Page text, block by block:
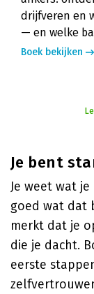
drijfveren en
— en welke
Boek bekijken
Je bent
Je weet wat
goed wat dat
merkt dat je
die je dacht.
eerste